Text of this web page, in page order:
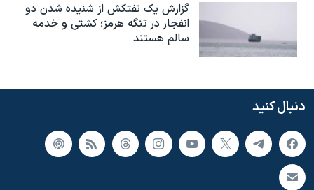
گزارش یک نفتکش از شنیده شدن دو
انفجار در تنگه هرمز؛ کشتی و خدمه
سالم هستند
دنبال کنید